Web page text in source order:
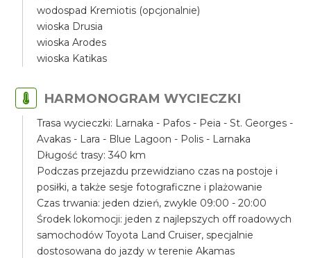
wodospad Kremiotis (opcjonalnie)
wioska Drusia
wioska Arodes
wioska Katikas
HARMONOGRAM WYCIECZKI
Trasa wycieczki: Larnaka - Pafos - Peia - St. Georges -
Avakas - Lara - Blue Lagoon - Polis - Larnaka
Długość trasy: 340 km
Podczas przejazdu przewidziano czas na postoje i
posiłki, a także sesje fotograficzne i plażowanie
Czas trwania: jeden dzień, zwykle 09:00 - 20:00
Środek lokomocji: jeden z najlepszych off roadowych
samochodów Toyota Land Cruiser, specjalnie
dostosowana do jazdy w terenie Akamas